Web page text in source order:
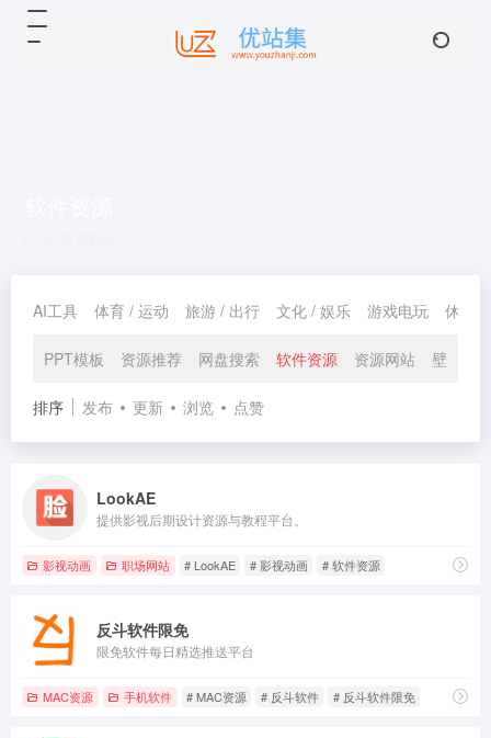
AI工具 体育 / 运动 旅游 / 出行 文化 / 娱乐 游戏电玩 休闲 /
PPT模板 资源推荐 网盘搜索 软件资源 资源网站 壁纸下
排序 发布 更新 浏览 点赞
LookAE
提供影视后期设计资源与教程平台。
影视动画 职场网站 # LookAE # 影视动画 # 软件资源
反斗软件限免
限免软件每日精选推送平台
MAC资源 手机软件 # MAC资源 # 反斗软件 # 反斗软件限免